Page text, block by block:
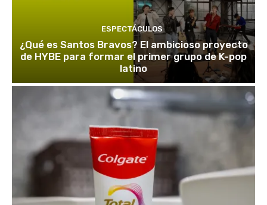
ESPECTÁCULOS
¿Qué es Santos Bravos? El ambicioso proyecto
de HYBE para formar el primer grupo de K-pop
latino